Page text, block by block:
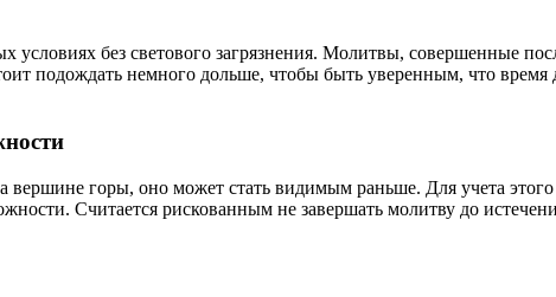
без светового загрязнения. Молитвы, совершенные
подождать немного дольше, чтобы быть уверенным, что время
вершине горы, оно может стать видимым раньше. Для учета
Считается рискованным не завершать молитву до